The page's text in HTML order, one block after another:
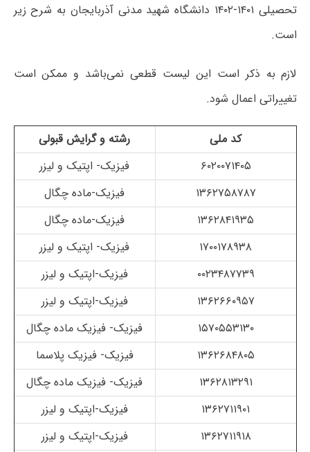
تحصیلی ۱۴۰۱-۱۴۰۲ دانشگاه شهید مدنی آذربایجان به شرح زیر
است.
لازم به ذکر است این لیست قطعی نمی‌باشد و ممکن است
تغییراتی اعمال شود.
کد ملی
رشته و گرایش قبولی
۶۰۲۰۰۷۱۴۰۵
فیزیک- اپتیک و لیزر
۱۳۶۲۷۵۸۷۸۷
فیزیک-ماده چگال
۱۳۶۲۸۴۱۹۳۵
فیزیک-ماده چگال
۱۷۰۰۱۷۸۹۳۸
فیزیک- اپتیک و لیزر
۰۰۲۳۴۸۷۷۳۹
فیزیک-اپتیک و لیزر
۱۳۶۲۶۶۰۹۵۷
فیزیک-اپتیک و لیزر
۱۵۷۰۵۵۳۱۳۰
فیزیک- فیزیک ماده چگال
۱۳۶۲۶۸۴۸۰۵
فیزیک- فیزیک پلاسما
۱۳۶۲۸۱۳۲۹۱
فیزیک- فیزیک ماده چگال
۱۳۶۲۷۱۱۹۰۱
فیزیک-اپتیک و لیزر
۱۳۶۲۷۱۱۹۱۸
فیزیک-اپتیک و لیزر